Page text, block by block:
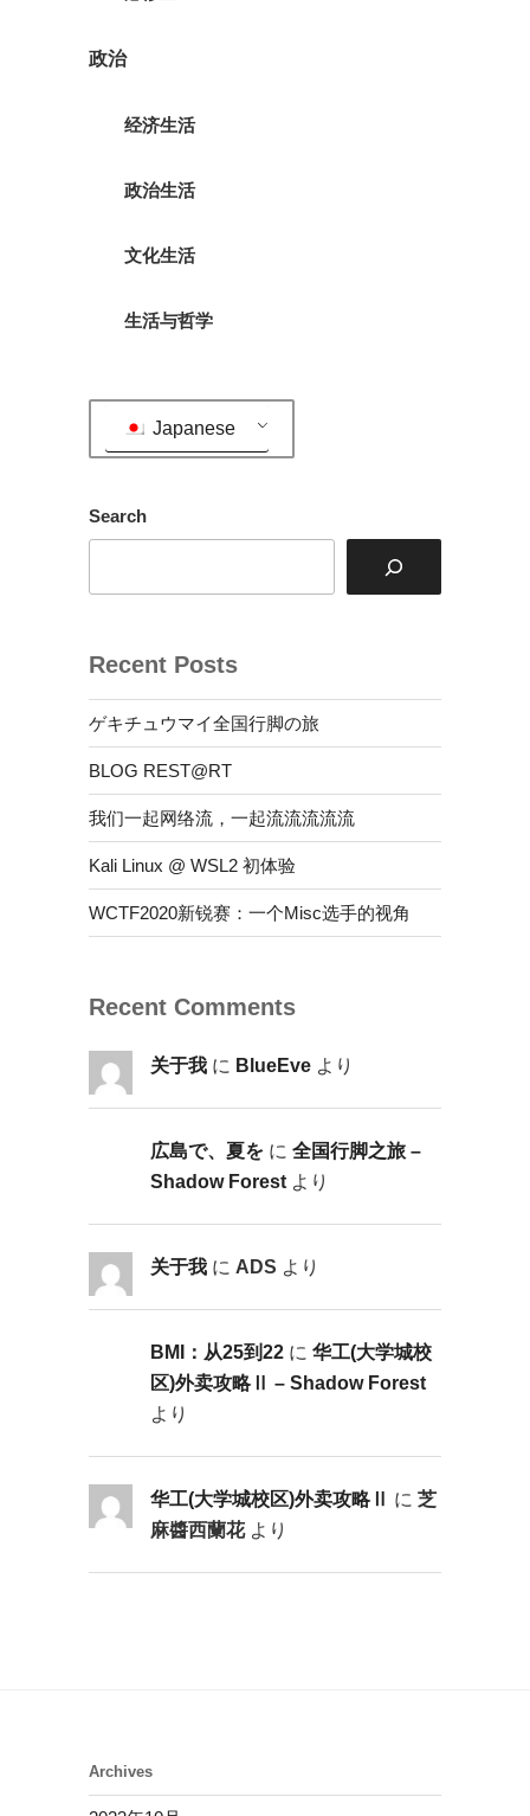
政治
经济生活
政治生活
文化生活
生活与哲学
Japanese
Search
Recent Posts
ゲキチュウマイ全国行脚の旅
BLOG REST@RT
我们一起网络流，一起流流流流流
Kali Linux @ WSL2 初体验
WCTF2020新锐赛：一个Misc选手的视角
Recent Comments
关于我に BlueEveより
広島で、夏をに 全国行脚之旅 –
Shadow Forestより
关于我に ADS より
BMI：从25到22に 华工(大学城校
区)外卖攻略Ⅱ – Shadow Forest
より
华工(大学城校区)外卖攻略Ⅱ に 芝
麻醬西蘭花より
Archives